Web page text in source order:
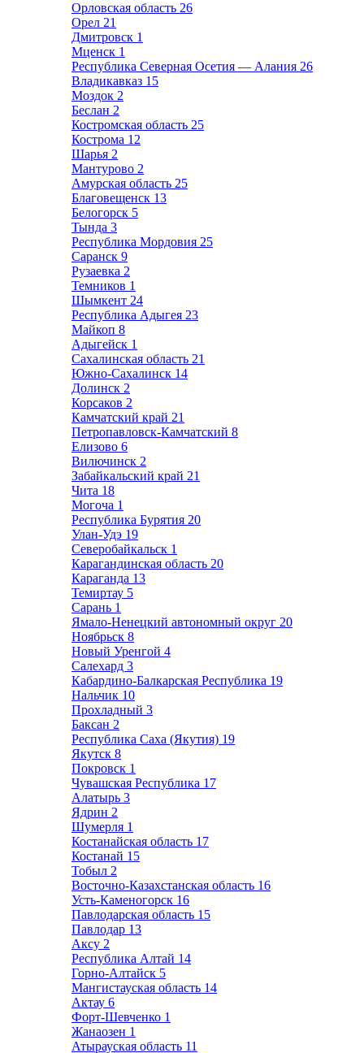
Орловская область 26
Орел 21
Дмитровск 1
Мценск 1
Республика Северная Осетия — Алания 26
Владикавказ 15
Моздок 2
Беслан 2
Костромская область 25
Кострома 12
Шарья 2
Мантурово 2
Амурская область 25
Благовещенск 13
Белогорск 5
Тында 3
Республика Мордовия 25
Саранск 9
Рузаевка 2
Темников 1
Шымкент 24
Республика Адыгея 23
Майкоп 8
Адыгейск 1
Сахалинская область 21
Южно-Сахалинск 14
Долинск 2
Корсаков 2
Камчатский край 21
Петропавловск-Камчатский 8
Елизово 6
Вилючинск 2
Забайкальский край 21
Чита 18
Могоча 1
Республика Бурятия 20
Улан-Удэ 19
Северобайкальск 1
Карагандинская область 20
Караганда 13
Темиртау 5
Сарань 1
Ямало-Ненецкий автономный округ 20
Ноябрьск 8
Новый Уренгой 4
Салехард 3
Кабардино-Балкарская Республика 19
Нальчик 10
Прохладный 3
Баксан 2
Республика Саха (Якутия) 19
Якутск 8
Покровск 1
Чувашская Республика 17
Алатырь 3
Ядрин 2
Шумерля 1
Костанайская область 17
Костанай 15
Тобыл 2
Восточно-Казахстанская область 16
Усть-Каменогорск 16
Павлодарская область 15
Павлодар 13
Аксу 2
Республика Алтай 14
Горно-Алтайск 5
Мангистауская область 14
Актау 6
Форт-Шевченко 1
Жанаозен 1
Атырауская область 11